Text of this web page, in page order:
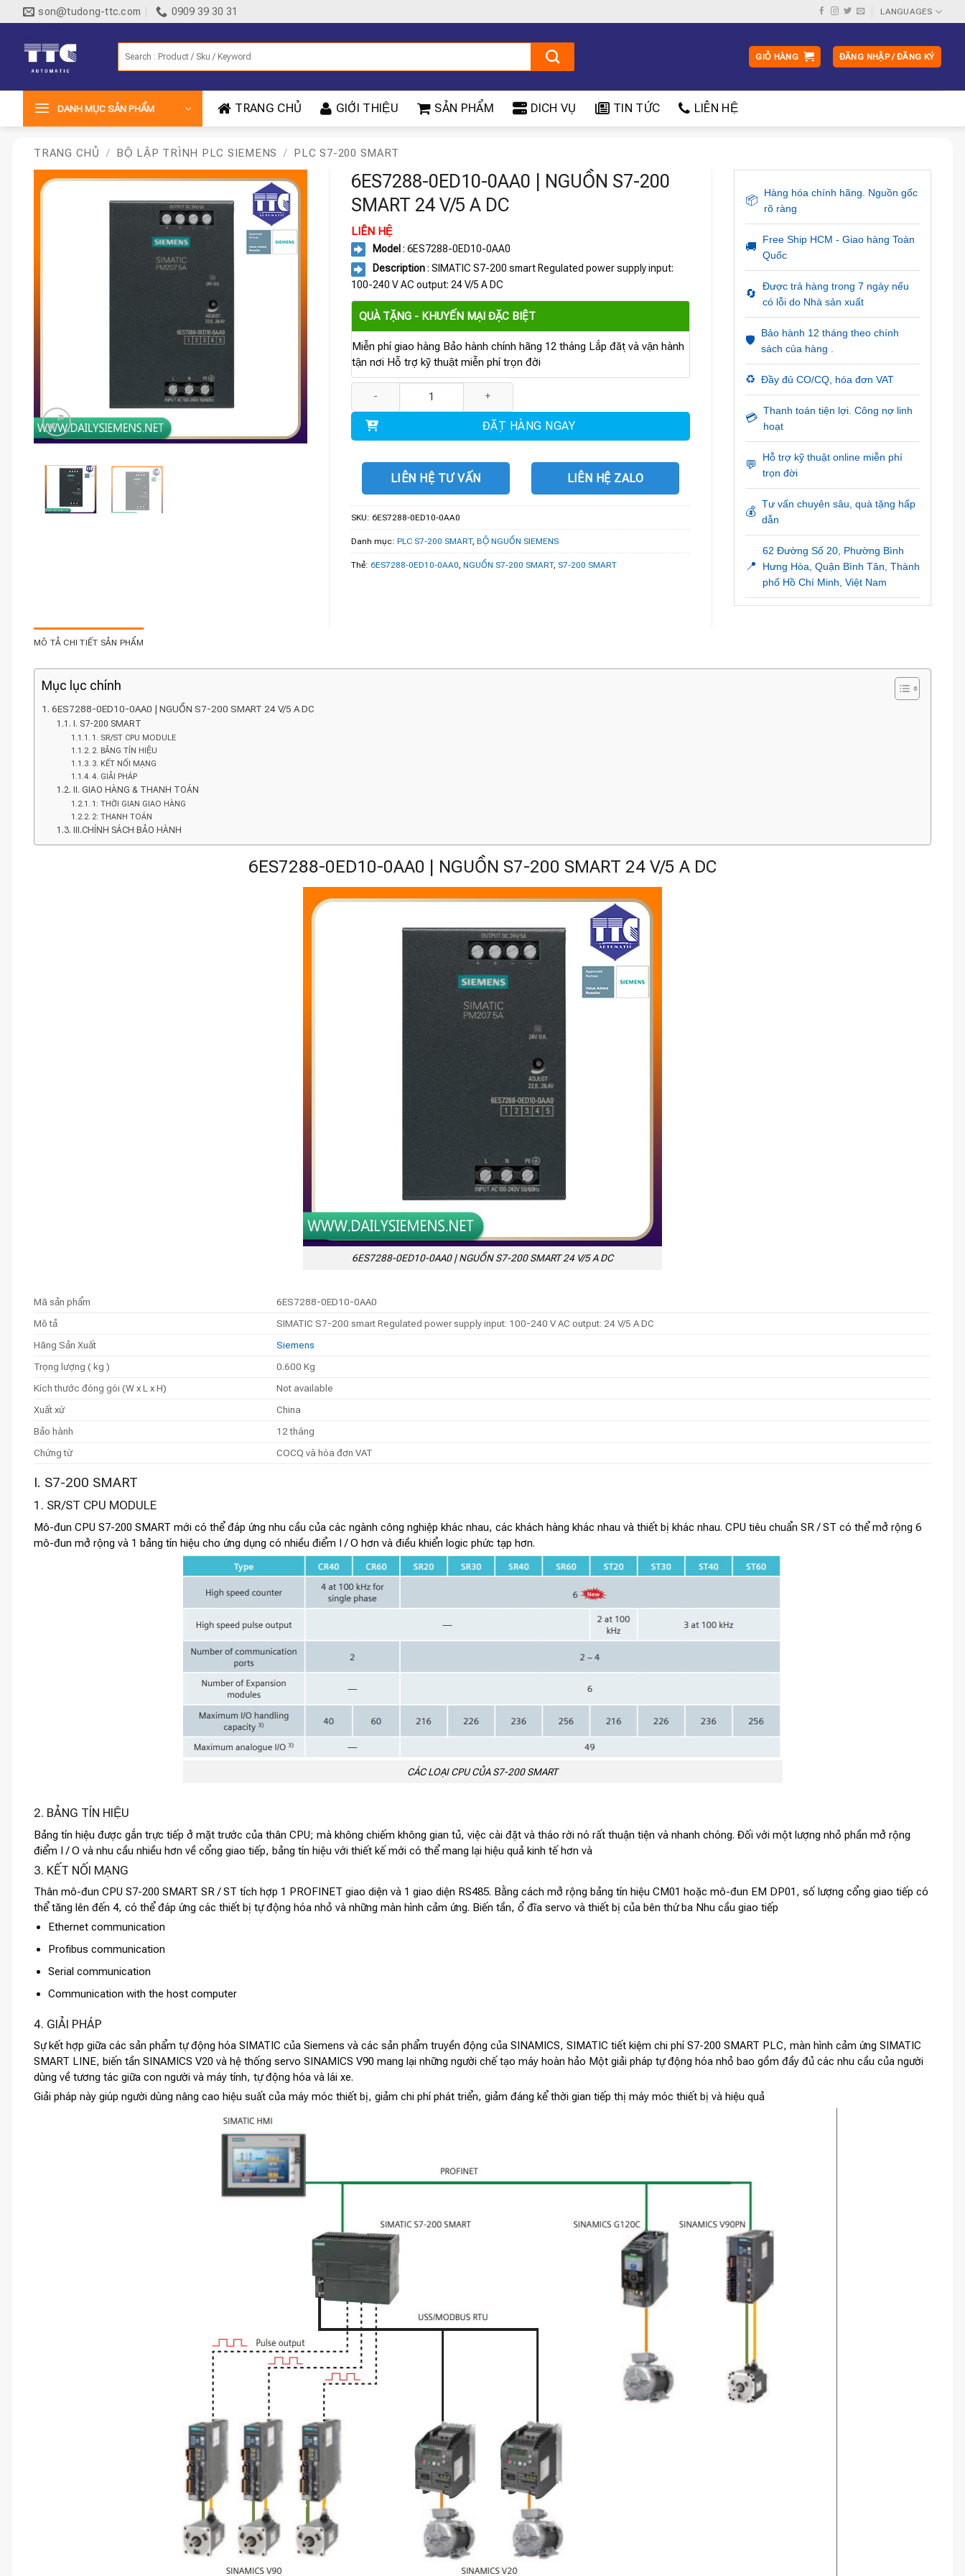
qua
son@tudong-ttc.com 0909 39 30 31 LANGUAGES
GIỎ HÀNG ĐĂNG NHẬP / ĐĂNG KÝ
DANH MỤC SẢN PHẨM TRANG CHỦ GIỚI THIỆU SẢN PHẨM DICH VỤ TIN TỨC LIÊN HỆ
TRANG CHỦ / BỘ LẬP TRÌNH PLC SIEMENS / PLC S7-200 SMART
6ES7288-0ED10-0AA0 | NGUỒN S7-200
SMART 24 V/5 A DC
LIÊN HỆ
Model : 6ES7288-0ED10-0AA0
Description: SIMATIC S7-200 smart Regulated power supply input:
100-240 V AC output: 24 V/5 A DC
QUÀ TẶNG - KHUYẾN MẠI ĐẶC BIỆT
Miễn phí giao hàng Bảo hành chính hãng 12 tháng Lắp đặt và vận hành
tận nơi Hỗ trợ kỹ thuật miễn phí trọn đời
ĐẶT HÀNG NGAY
LIÊN HỆ TƯ VẤN LIÊN HỆ ZALO
SKU: 6ES7288-0ED10-0AA0
Danh mục: PLC S7-200 SMART, BỘ NGUỒN SIEMENS
Thẻ: 6ES7288-0ED10-0AA0 NGUỒN S7-200 SMART, S7-200 SMART
📦
Hàng hóa chính hãng. Nguồn gốc
rõ ràng
🚚
Free Ship HCM - Giao hàng Toàn
Quốc
🔄
Được trả hàng trong 7 ngày nếu
có lỗi do Nhà sản xuất
🛡️
Bảo hành 12 tháng theo chính
sách của hàng .
♻️ Đầy đủ CO/CQ, hóa đơn VAT
💳
Thanh toán tiện lợi. Công nợ linh
hoạt
💬
Hỗ trợ kỹ thuật online miễn phí
trọn đời
💰
Tư vấn chuyên sâu, quà tặng hấp
dẫn
📍
62 Đường Số 20, Phường Bình
Hưng Hòa, Quận Bình Tân, Thành
phố Hồ Chí Minh, Việt Nam
MÔ TẢ CHI TIẾT SẢN PHẨM
Mục lục chính
6ES7288-0ED10-0AA0 | NGUỒN S7-200 SMART 24 V/5 A DC
I. S7-200 SMART
1. SR/ST CPU MODULE
2. BẢNG TÍN HIỆU
3. KẾT NỐI MẠNG
4. GIẢI PHÁP
II. GIAO HÀNG & THANH TOÁN
1: THỜI GIAN GIAO HÀNG
2: THANH TOÁN
III.CHÍNH SÁCH BẢO HÀNH
6ES7288-0ED10-0AA0 | NGUỒN S7-200 SMART 24 V/5 A DC
6ES7288-0ED10-0AA0 | NGUỒN S7-200 SMART 24 V/5 A DC
Mã sản phẩm
6ES7288-0ED10-0AA0
Mô tả
SIMATIC S7-200 smart Regulated power supply input: 100-240 V AC output: 24 V/5 A DC
Hãng Sản Xuất
Siemens
Trọng lượng ( kg )
0.600 Kg
Kích thước đóng gói (W x L x H)
Not available
Xuất xứ
China
Bảo hành
12 tháng
Chứng từ
COCQ và hóa đơn VAT
I. S7-200 SMART
1. SR/ST CPU MODULE
Mô-đun CPU S7-200 SMART mới có thể đáp ứng nhu cầu của các ngành công nghiệp khác nhau, các khách hàng khác nhau và thiết bị khác nhau. CPU tiêu chuẩn SR / ST có thể mở rộng 6
mô-đun mở rộng và 1 bảng tín hiệu cho ứng dụng có nhiều điểm I / O hơn và điều khiển logic phức tạp hơn.
CÁC LOẠI CPU CỦA S7-200 SMART
2. BẢNG TÍN HIỆU
Bảng tín hiệu được gắn trực tiếp ở mặt trước của thân CPU; mà không chiếm không gian tủ, việc cài đặt và tháo rời nó rất thuận tiện và nhanh chóng. Đối với một lượng nhỏ phần mở rộng
điểm I / O và nhu cầu nhiều hơn về cổng giao tiếp, bảng tín hiệu với thiết kế mới có thể mang lại hiệu quả kinh tế hơn và
3. KẾT NỐI MẠNG
Thân mô-đun CPU S7-200 SMART SR / ST tích hợp 1 PROFINET giao diện và 1 giao diện RS485. Bằng cách mở rộng bảng tín hiệu CM01 hoặc mô-đun EM DP01, số lượng cổng giao tiếp có
thể tăng lên đến 4, có thể đáp ứng các thiết bị tự động hóa nhỏ và những màn hình cảm ứng. Biến tần, ổ đĩa servo và thiết bị của bên thứ ba Nhu cầu giao tiếp
Ethernet communication
Profibus communication
Serial communication
Communication with the host computer
4. GIẢI PHÁP
Sự kết hợp giữa các sản phẩm tự động hóa SIMATIC của Siemens và các sản phẩm truyền động của SINAMICS, SIMATIC tiết kiệm chi phí S7-200 SMART PLC, màn hình cảm ứng SIMATIC
SMART LINE, biến tần SINAMICS V20 và hệ thống servo SINAMICS V90 mang lại những người chế tạo máy hoàn hảo Một giải pháp tự động hóa nhỏ bao gồm đầy đủ các nhu cầu của người
dùng về tương tác giữa con người và máy tính, tự động hóa và lái xe.
Giải pháp này giúp người dùng nâng cao hiệu suất của máy móc thiết bị, giảm chi phí phát triển, giảm đáng kể thời gian tiếp thị máy móc thiết bị và hiệu quả